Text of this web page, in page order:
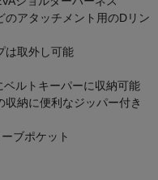
のアタッチメント用のDリン
は取外し可能
ルトキーパーに収納可能
納に便利なジッパー付き
ブポケット